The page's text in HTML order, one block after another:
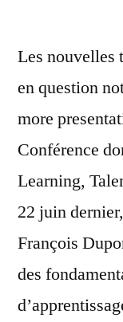
Les nouvelles
en question
more
Conférence
Learning,
22 juin
François
des